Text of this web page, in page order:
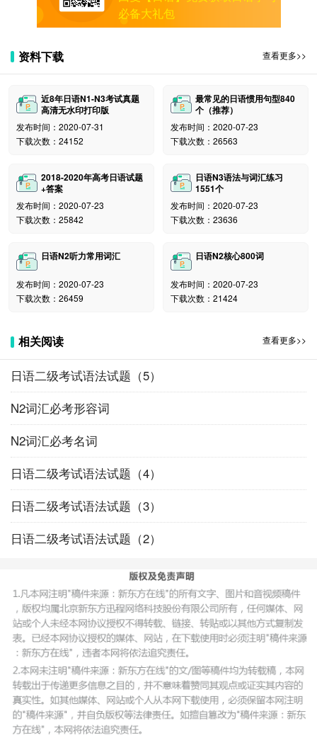
必备大礼包
资料下载 查看更多>>
近8年日语N1-N3考试真题
高清无水印打印版
发布时间：2020-07-31
下载次数：24152
最常见的日语惯用句型840
个（推荐）
发布时间：2020-07-23
下载次数：26563
2018-2020年高考日语试题
+答案
发布时间：2020-07-23
下载次数：25842
日语N3语法与词汇练习
1551个
发布时间：2020-07-23
下载次数：23636
日语N2听力常用词汇
发布时间：2020-07-23
下载次数：26459
日语N2核心800词
发布时间：2020-07-23
下载次数：21424
相关阅读 查看更多>>
日语二级考试语法试题（5）
N2词汇必考形容词
N2词汇必考名词
日语二级考试语法试题（4）
日语二级考试语法试题（3）
日语二级考试语法试题（2）